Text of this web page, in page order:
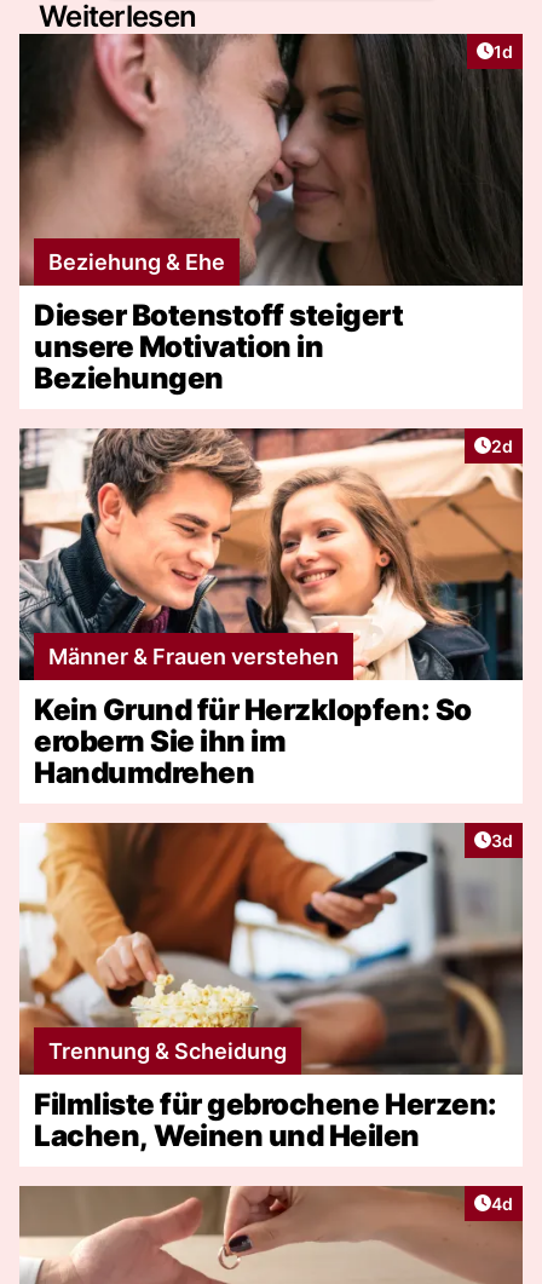
Weiterlesen
1d
Beziehung & Ehe
Dieser Botenstoff steigert
unsere Motivation in
Beziehungen
2d
Männer & Frauen verstehen
Kein Grund für Herzklopfen: So
erobern Sie ihn im
Handumdrehen
3d
Trennung & Scheidung
Filmliste für gebrochene Herzen:
Lachen, Weinen und Heilen
4d